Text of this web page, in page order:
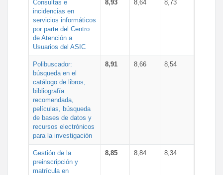
Consultas e
incidencias en
servicios informáticos
por parte del Centro
de Atención a
Usuarios del ASIC
8,93 8,64 8,73
Polibuscador:
búsqueda en el
catálogo de libros,
bibliografía
recomendada,
películas, búsqueda
de bases de datos y
recursos electrónicos
para la investigación
8,91 8,66 8,54
Gestión de la
preinscripción y
matrícula en
8,85 8,84 8,34